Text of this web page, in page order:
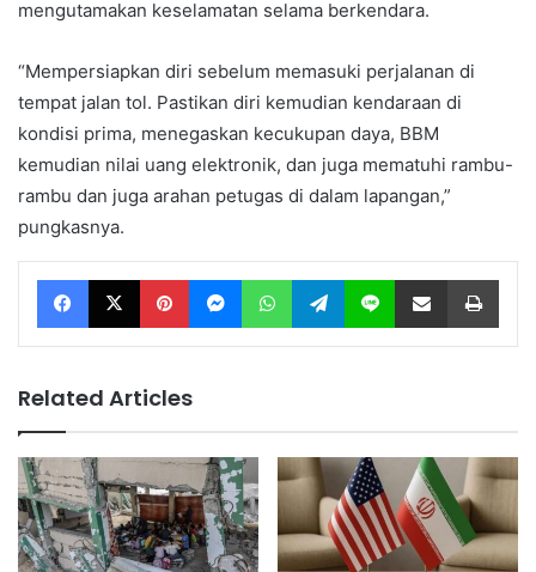
mengutamakan keselamatan selama berkendara.
“Mempersiapkan diri sebelum memasuki perjalanan di
tempat jalan tol. Pastikan diri kemudian kendaraan di
kondisi prima, menegaskan kecukupan daya, BBM
kemudian nilai uang elektronik, dan juga mematuhi rambu-
rambu dan juga arahan petugas di dalam lapangan,”
pungkasnya.
Facebook X Pinterest Messenger WhatsApp Telegram Line Share via Email
Related Articles